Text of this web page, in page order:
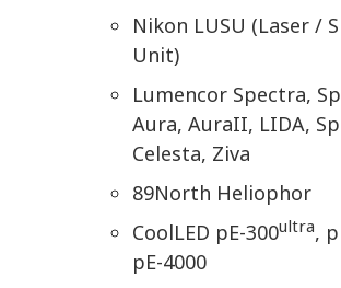
Nikon LUSU (Laser /
Unit)
Lumencor Spectra,
Aura, AuraII, LIDA,
Celesta, Ziva
89North Heliophor
CoolLED pE-300ultra,
pE-4000